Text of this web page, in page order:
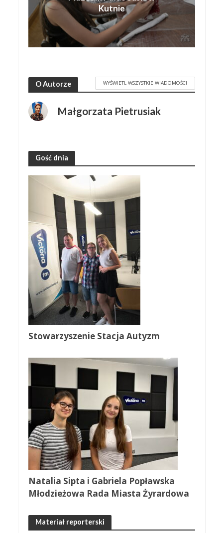
Kutnie
O Autorze WYŚWIETL WSZYSTKIE WIADOMOŚCI
Małgorzata Pietrusiak
Gość dnia
Stowarzyszenie Stacja Autyzm
Natalia Sipta i Gabriela Popławska
Młodzieżowa Rada Miasta Żyrardowa
Materiał reporterski